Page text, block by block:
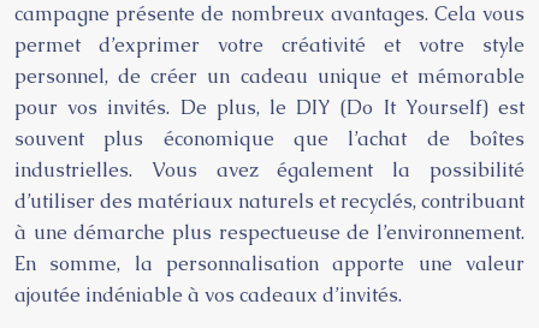
campagne présente de nombreux avantages. Cela vous
permet d’exprimer votre créativité et votre style
personnel, de créer un cadeau unique et mémorable
pour vos invités. De plus, le DIY (Do It Yourself) est
souvent plus économique que l’achat de boîtes
industrielles. Vous avez également la possibilité
d’utiliser des matériaux naturels et recyclés, contribuant
à une démarche plus respectueuse de l’environnement.
En somme, la personnalisation apporte une valeur
ajoutée indéniable à vos cadeaux d’invités.